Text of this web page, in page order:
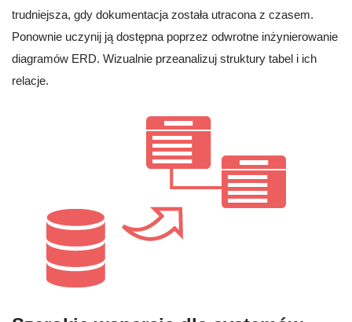
trudniejsza, gdy dokumentacja została utracona z czasem.
Ponownie uczynij ją dostępna poprzez odwrotne inżynierowanie
diagramów ERD. Wizualnie przeanalizuj struktury tabel i ich
relacje.